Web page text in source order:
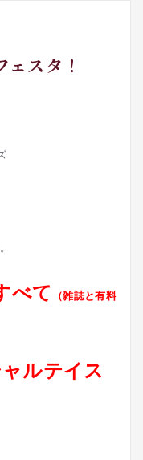
ェスタ！
べて
（雑誌と有料
ルテイス